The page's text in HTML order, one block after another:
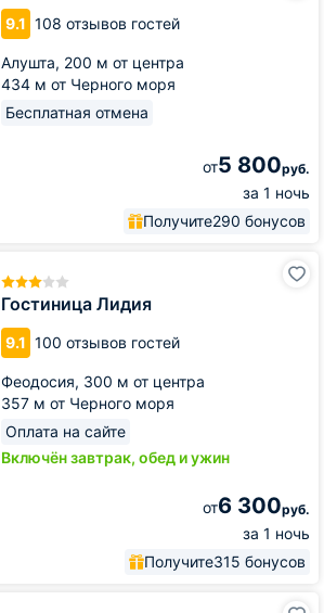
9.1 108 отзывов гостей
Алушта, 200 м от центра
434 м от Черного моря
Бесплатная отмена
от5 800руб.
за 1 ночь
Получите290 бонусов
Гостиница Лидия
9.1 100 отзывов гостей
Феодосия, 300 м от центра
357 м от Черного моря
Оплата на сайте
Включён завтрак, обед и ужин
от6 300руб.
за 1 ночь
Получите315 бонусов